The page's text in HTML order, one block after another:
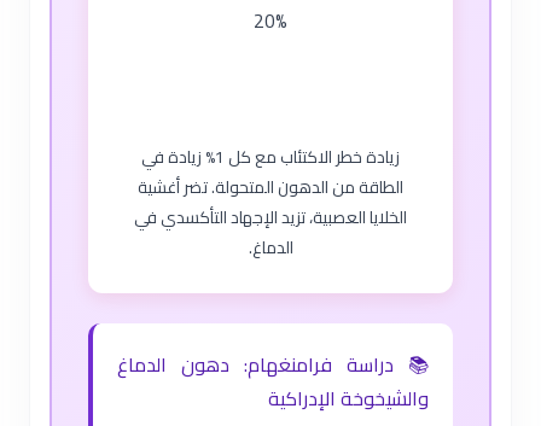
20%
زيادة خطر الاكتئاب مع كل 1% زيادة في
الطاقة من الدهون المتحولة. تضر أغشية
الخلايا العصبية، تزيد الإجهاد التأكسدي في
الدماغ.
📚 دراسة فرامنغهام: دهون الدماغ
والشيخوخة الإدراكية